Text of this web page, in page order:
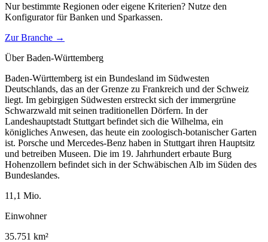
Nur bestimmte Regionen oder eigene Kriterien? Nutze den
Konfigurator fürBanken und Sparkassen.
Zur Branche →
ÜberBaden-Württemberg
Baden-Württemberg ist ein Bundesland im Südwesten
Deutschlands, das an der Grenze zu Frankreich und der Schweiz
liegt. Im gebirgigen Südwesten erstreckt sich der immergrüne
Schwarzwald mit seinen traditionellen Dörfern. In der
Landeshauptstadt Stuttgart befindet sich die Wilhelma, ein
königliches Anwesen, das heute ein zoologisch-botanischer Garten
ist. Porsche und Mercedes-Benz haben in Stuttgart ihren Hauptsitz
und betreiben Museen. Die im 19. Jahrhundert erbaute Burg
Hohenzollern befindet sich in der Schwäbischen Alb im Süden des
Bundeslandes.
11,1 Mio.
Einwohner
35.751 km²